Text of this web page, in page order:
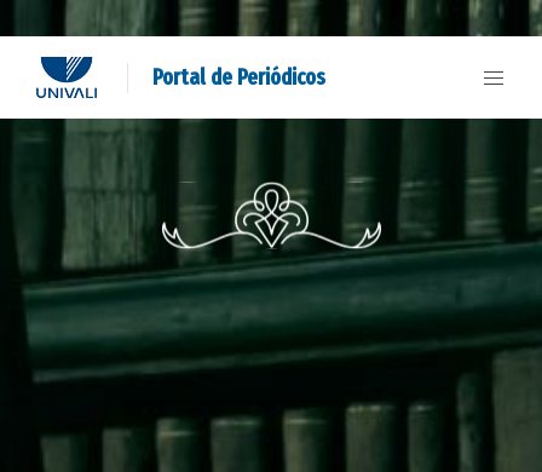
Portal de Periódicos